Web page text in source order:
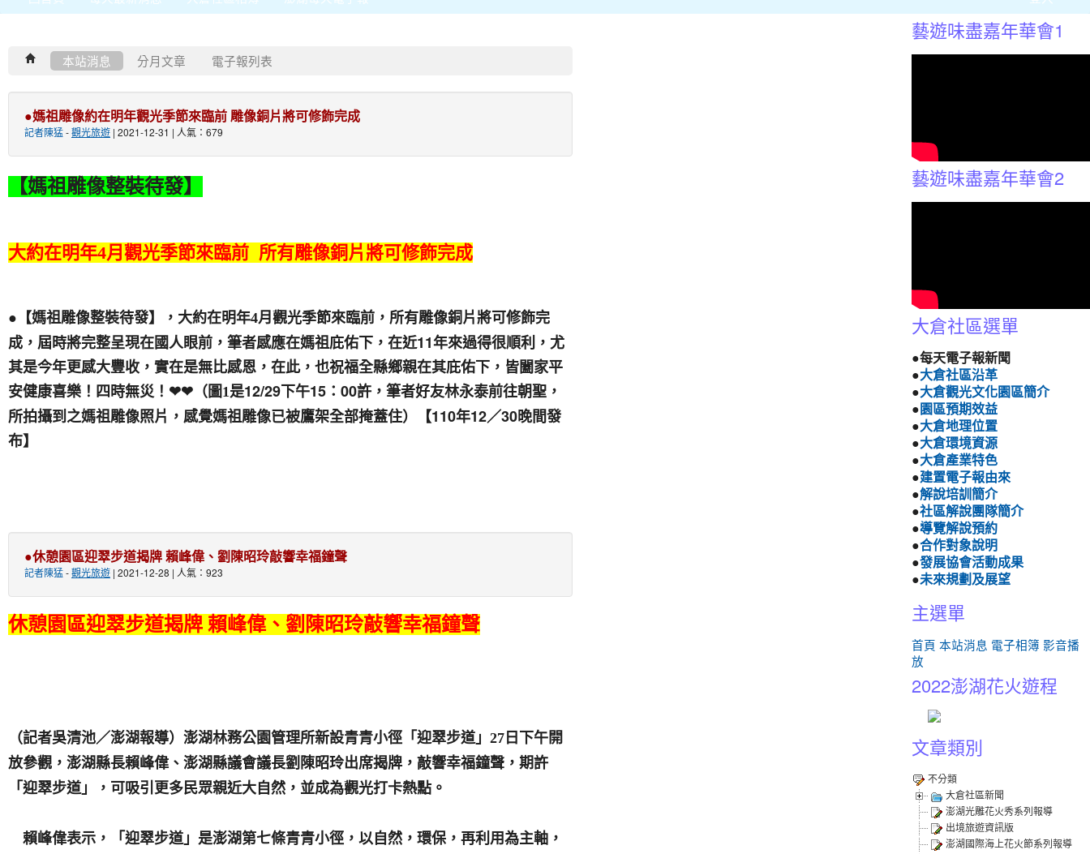
本站消息 分月文章 電子報列表
●媽祖雕像約在明年觀光季節來臨前 雕像銅片將可修飾完成
記者陳猛-觀光旅遊 | 2021-12-31 | 人氣：679
【媽祖雕像整裝待發】
大約在明年4月觀光季節來臨前 所有雕像銅片將可修飾完成
●【媽祖雕像整裝待發】，大約在明年4月觀光季節來臨前，所有雕像銅片將可修飾完
成，屆時將完整呈現在國人眼前，筆者感應在媽祖庇佑下，在近11年來過得很順利，尤
其是今年更感大豐收，實在是無比感恩，在此，也祝福全縣鄉親在其庇佑下，皆闔家平
安健康喜樂！四時無災！ ❤❤ （圖1是12/29下午15：00許，筆者好友林永泰前往朝聖，
所拍攝到之媽祖雕像照片，感覺媽祖雕像已被鷹架全部掩蓋住）【110年12／30晚間發
布】
●休憩園區迎翠步道揭牌 賴峰偉、劉陳昭玲敲響幸福鐘聲
記者陳猛-觀光旅遊 | 2021-12-28 | 人氣：923
休憩園區迎翠步道揭牌 賴峰偉、劉陳昭玲敲響幸福鐘聲
（記者吳清池／澎湖報導）澎湖林務公園管理所新設青青小徑「迎翠步道」27日下午開
放參觀，澎湖縣長賴峰偉、澎湖縣議會議長劉陳昭玲出席揭牌，敲響幸福鐘聲，期許
「迎翠步道」，可吸引更多民眾親近大自然，並成為觀光打卡熱點。
賴峰偉表示，「迎翠步道」是澎湖第七條青青小徑，以自然，環保，再利用為主軸，
藝遊味盡嘉年華會1
藝遊味盡嘉年華會2
大倉社區選單
●每天電子報新聞
●大倉社區沿革
●大倉觀光文化園區簡介
● 園區預期效益
●大倉地理位置
●大倉環境資源
●大倉產業特色
●建置電子報由來
●解說培訓簡介
●社區解說團隊簡介
●導覽解說預約
●合作對象說明
●發展協會活動成果
●未來規劃及展望
主選單
首頁 本站消息 電子相簿 影音播
放
2022澎湖花火遊程
文章類別
不分類
大倉社區新聞
澎湖光雕花火秀系列報導
出境旅遊資訊版
澎湖國際海上花火節系列報導